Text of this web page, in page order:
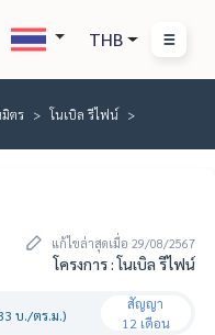
THB
ตร
โนเบิล รีไฟน์
แก้ไขล่าสุดเมื่อ 29/08/2567
โครงการ : โนเบิล รีไฟน์
บ./ตร.ม.)
สัญญา
12 เดือน